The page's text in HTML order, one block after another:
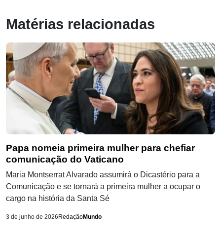
Matérias relacionadas
Papa nomeia primeira mulher para chefiar
comunicação do Vaticano
Maria Montserrat Alvarado assumirá o Dicastério para a
Comunicação e se tornará a primeira mulher a ocupar o
cargo na história da Santa Sé
3 de junho de 2026 RedaçãoMundo